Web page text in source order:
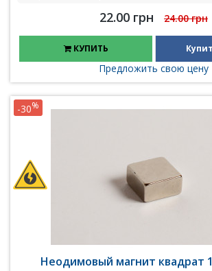
22.00 грн 24.00 грн
КУПИТЬ
Предложить свою цену
Неодимовый магнит квадрат
-30%